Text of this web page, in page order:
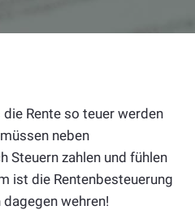
Rente so teuer werden
neben
Steuern zahlen und fühlen
ist die Rentenbesteuerung
wehren!